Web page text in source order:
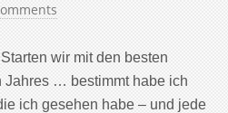
wir mit den besten
Jahres … bestimmt habe ich
ich gesehen habe – und jede